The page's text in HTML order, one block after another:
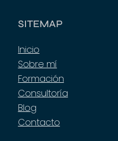
SITEMAP
Inicio
Sobre mí
Formación
Consultoría
Blog
Contacto